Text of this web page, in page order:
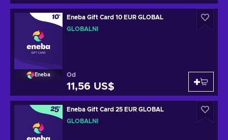
Eneba
Eneba Gift Card 10 EUR GLOBAL
GLOBÁLNÍ
Od
11,56 US$
Eneba Gift Card 25 EUR GLOBAL
GLOBÁLNÍ